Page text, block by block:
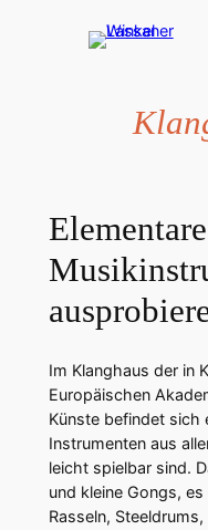
Elementare
Im Klanghaus der in
Europäischen
Künste befindet sich
Instrumenten aus
leicht spielbar sind.
und kleine Gongs,
Rasseln,